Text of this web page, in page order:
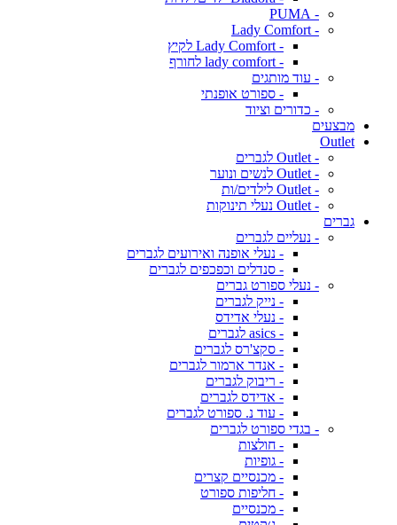
- PUMA
- Lady Comfort
- Lady Comfort לקיץ
- lady comfort לחורף
- עוד מותגים
- ספורט אופנתי
- כדורים וציוד
מבצעים
Outlet
- Outlet לגברים
- Outlet לנשים ונוער
- Outlet לילדים/ות
- Outlet נעלי תינוקות
גברים
- נעליים לגברים
- נעלי אופנה ואירועים לגברים
- סנדלים וכפכפים לגברים
- נעלי ספורט גברים
- נייק לגברים
- נעלי אדידס
- asics לגברים
- סקצ'רס לגברים
- אנדר ארמור לגברים
- ריבוק לגברים
- אדידס לגברים
- עוד נ. ספורט לגברים
- בגדי ספורט לגברים
- חולצות
- גופיות
- מכנסיים קצרים
- חליפות ספורט
- מכנסיים